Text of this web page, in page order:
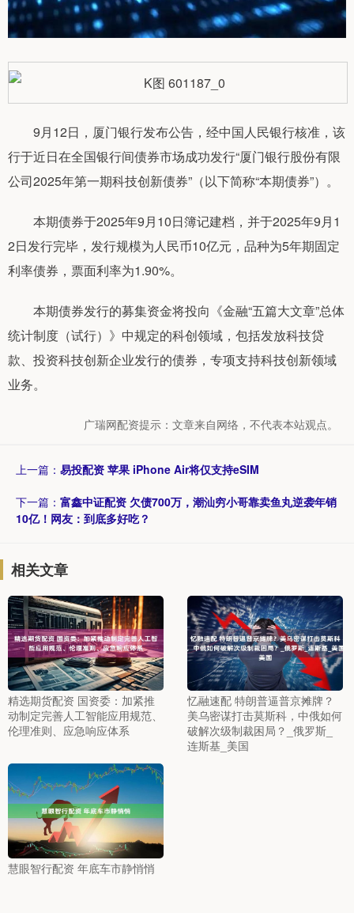
9月12日，厦门银行发布公告，经中国人民银行核准，该
行于近日在全国银行间债券市场成功发行“厦门银行股份有限
公司2025年第一期科技创新债券”（以下简称“本期债券”）。
本期债券于2025年9月10日簿记建档，并于2025年9月1
2日发行完毕，发行规模为人民币10亿元，品种为5年期固定
利率债券，票面利率为1.90%。
本期债券发行的募集资金将投向《金融“五篇大文章”总体
统计制度（试行）》中规定的科创领域，包括发放科技贷
款、投资科技创新企业发行的债券，专项支持科技创新领域
业务。
广瑞网配资提示：文章来自网络，不代表本站观点。
上一篇： 易投配资 苹果 iPhone Air将仅支持eSIM
下一篇： 富鑫中证配资 欠债700万，潮汕穷小哥靠卖鱼丸逆袭年销
10亿！网友：到底多好吃？
相关文章
精选期货配资 国资委：加紧推
动制定完善人工智能应用规范、
伦理准则、应急响应体系
忆融速配 特朗普逼普京摊牌？
美乌密谋打击莫斯科，中俄如何
破解次级制裁困局？_俄罗斯_
连斯基_美国
慧眼智行配资 年底车市静悄悄